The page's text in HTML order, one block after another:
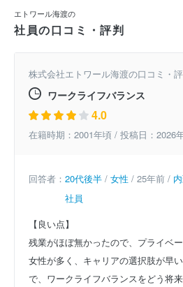
エトワール海渡の
社員の口コミ・評判
株式会社エトワール海渡の口コミ・
ワークライフバランス
4.0
在籍時期：2001年頃 / 投稿日：2026
回答者： 20代後半 / 女性 / 25年前 /
社員
【良い点】
残業がほぼ無かったので、プライベー
女性が多く、キャリアの選択肢が早
で、ワークライフバランスをどう将